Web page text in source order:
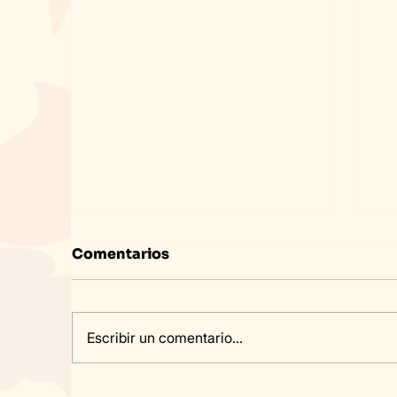
Comentarios
Escribir un comentario...